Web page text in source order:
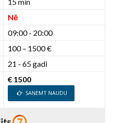
Nē
09:00 - 20:00
100 – 1500 €
21 - 65 gadi
€ 1500
SAŅEMT NAUDU